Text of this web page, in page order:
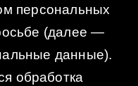
персональных
(далее —
данные).
обработка